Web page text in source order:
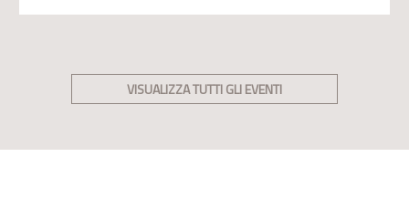
VISUALIZZA TUTTI GLI EVENTI